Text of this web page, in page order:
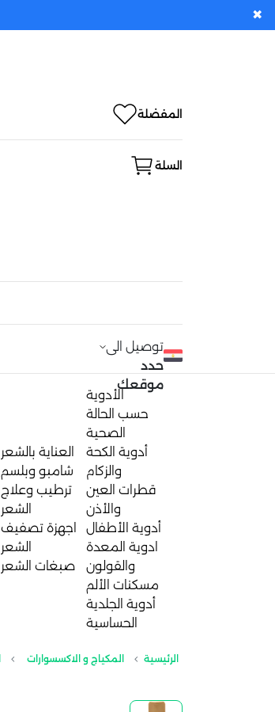
المفضلة
السلة
توصيل الى
حدد
موقعك
الأدوية
حسب الحالة
الصحية
أدوية الكحة
والزكام
قطرات العين
والأذن
أدوية الأطفال
ادوية المعدة
والقولون
مسكنات الألم
أدوية الجلدية
الحساسية
العناية بالشعر
شامبو وبلسم
ترطيب وعلاج
الشعر
اجهزة تصفيف
الشعر
صبغات الشعر
الرئيسية المكياج و الاكسسوارات
✖